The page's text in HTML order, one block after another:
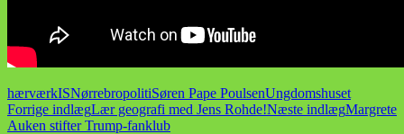
hærværkISNørrebropolitiSøren Pape PoulsenUngdomshuset
Indlægsnavigation
Forrige indlægLær geografi med Jens Rohde!Næste indlægMargrete
Auken stifter Trump-fanklub